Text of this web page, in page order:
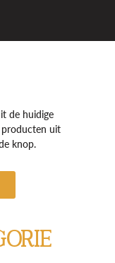
de huidige
producten uit
knop.